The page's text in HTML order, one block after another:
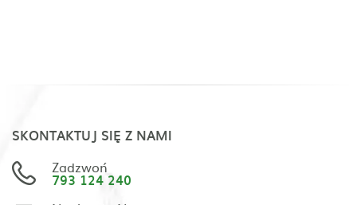
SKONTAKTUJ SIĘ Z NAMI
Zadzwoń
793 124 240